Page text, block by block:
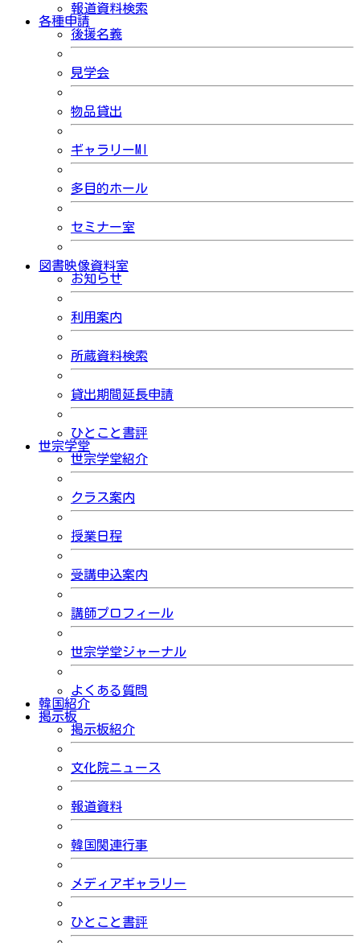
報道資料検索
各種申請
後援名義
見学会
物品貸出
ギャラリーMI
多目的ホール
セミナー室
図書映像資料室
お知らせ
利用案内
所蔵資料検索
貸出期間延長申請
ひとこと書評
世宗学堂
世宗学堂紹介
クラス案内
授業日程
受講申込案内
講師プロフィール
世宗学堂ジャーナル
よくある質問
韓国紹介
掲示板
掲示板紹介
文化院ニュース
報道資料
韓国関連行事
メディアギャラリー
ひとこと書評